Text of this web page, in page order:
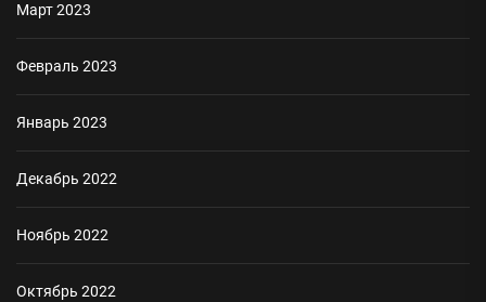
Март 2023
Февраль 2023
Январь 2023
Декабрь 2022
Ноябрь 2022
Октябрь 2022